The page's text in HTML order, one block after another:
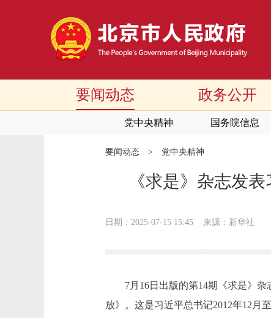
要闻动态
党中央精神 国务院信息
政务公开
要闻动态 > 党中央精神
《求是》杂志发
日期：2025-07-15 15:45 来源：新华社
7月16日出版的第14期《求是》杂
放》。这是习近平总书记2012年12月